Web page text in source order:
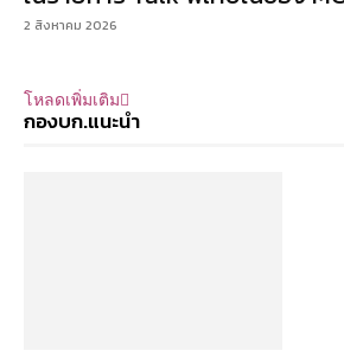
2 สิงหาคม 2026
โหลดเพิ่มเติม
กองบก.แนะนำ